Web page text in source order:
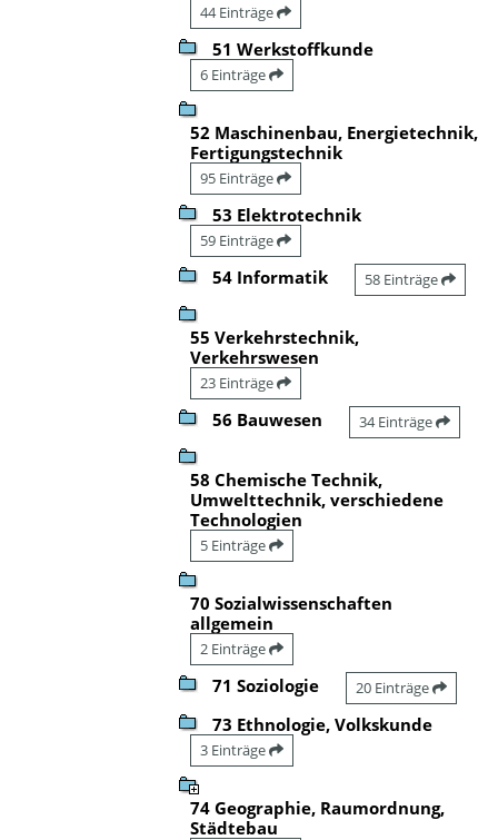
44 Einträge
51 Werkstoffkunde
6 Einträge
52 Maschinenbau, Energietechnik,
Fertigungstechnik
95 Einträge
53 Elektrotechnik
59 Einträge
54 Informatik 58 Einträge
55 Verkehrstechnik,
Verkehrswesen
23 Einträge
56 Bauwesen 34 Einträge
58 Chemische Technik,
Umwelttechnik, verschiedene
Technologien
5 Einträge
70 Sozialwissenschaften
allgemein
2 Einträge
71 Soziologie 20 Einträge
73 Ethnologie, Volkskunde
3 Einträge
74 Geographie, Raumordnung,
Städtebau